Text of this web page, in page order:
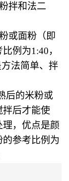
拌和法二
或面粉（即
例为1:40，
法简单、拌
后的米粉或
拌后才能使
，优点是颜
参考比例为